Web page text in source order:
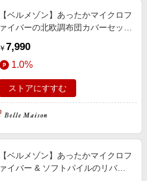
【ベルメゾン】あったかマイクロフ
ァイバーの北欧調布団カバーセット
￥ 7,990
1.0%
ストアにすすむ
【ベルメゾン】あったかマイクロフ
ァイバー & ソフトパイルのリバー